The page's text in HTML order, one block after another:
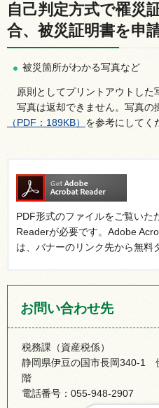
自己判定方式で罹災
合、被災証明書を申
被災箇所がわかる写真など
原則としてプリントアウトした
写真は返却できません。写真の
（PDF：189KB） を参考にしてく
PDF形式のファイルをご覧いた
Readerが必要です。Adobe
は、バナーのリンク先から無料
お問い合わせ先
税務課（資産税係）
静岡県伊豆の国市長岡340-1
階
電話番号：055-948-2907